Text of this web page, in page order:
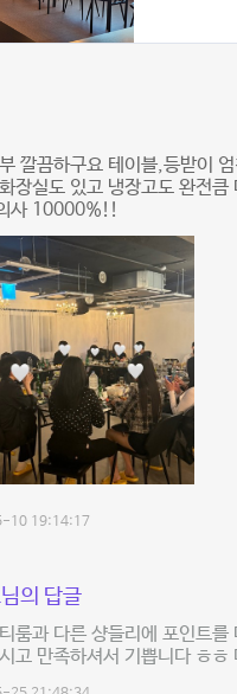
깔끔하구요 테이블,등받이
장실도 있고 냉장고도 완전
사 10000%!!
10 19:14:17
의 답글
룸과 다른 샹들리에 포인트
고 만족하셔서 기쁩니다 ㅎ